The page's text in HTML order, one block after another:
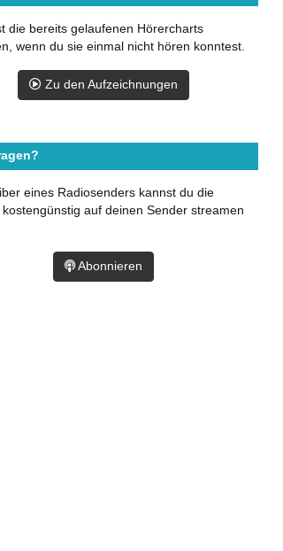
die bereits gelaufenen Hörercharts
wenn du sie einmal nicht hören konntest.
Zu den Aufzeichnungen
eines Radiosenders kannst du die
auf deinen Sender streamen
Abonnieren